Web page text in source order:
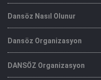
Dansöz Nasıl Olunur
Dansöz Organizasyon
DANSÖZ Organizasyon